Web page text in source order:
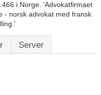
i Norge. 'Advokatfirmaet
- norsk advokat med fransk
Server